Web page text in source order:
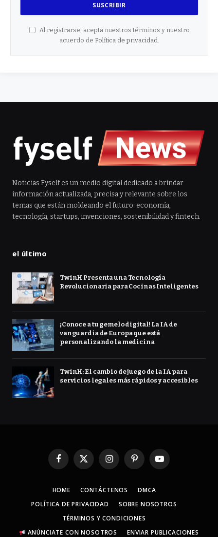
Al registrarse, acepta nuestros términos y nuestro
acuerdo de Política de privacidad
Noticias Fyself es un medio digital dedicado a brindar
información actualizada, precisa y relevante sobre los
temas que están moldeando el futuro: economía,
tecnología, startups, invenciones, sostenibilidad y fintech.
el último
TwinH Presenta una Tecnología
Revolucionaria para Cocinas Inteligentes
¡Conoce a tu gemelo digital! La IA de
vanguardia de Europa que está
personalizando la medicina
TwinH: El cambio de juego de la IA para
servicios legales más rápidos y accesibles
Facebook
X
InstagramPinterestYouTube
HOME CONTÁCTENOS
DMCA
POLÍTICA DE PRIVACIDAD
SOBRE NOSOTROS
TÉRMINOS Y CONDICIONES
ANÚNCIATE CON NOSOTROS
ENVIAR PUBLICACIONES